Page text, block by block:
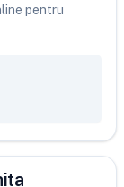
pentru